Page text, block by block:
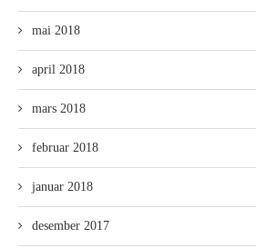
mai 2018
april 2018
mars 2018
februar 2018
januar 2018
desember 2017